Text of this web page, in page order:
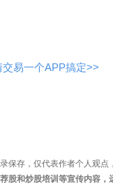
易一个APP搞定>>
保存，仅代表作者个人观
股和炒股培训等宣传内容